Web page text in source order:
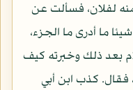
لفلان، فسألت عن
ما أدرى ما الجزء،
بعد ذلك وخبرته كيف
فقال. كذب ابن أبي